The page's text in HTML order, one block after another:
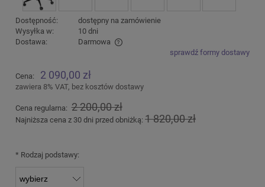
Dostępność:
dostępny na zamówienie
Wysyłka w:
10 dni
Dostawa:
Darmowa
Cena nie zawiera ewentualnych kosztów płatnościsprawdź formy dostawy
Cena: 2 090,00 zł
zawiera 8% VAT, bez kosztów dostawy
Cena regularna: 2 200,00 zł
Najniższa cena z 30 dni przed obniżką: 1 820,00 zł
* Rodzaj podstawy: